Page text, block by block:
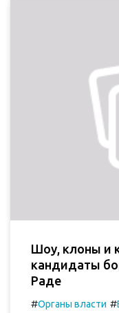
Шоу, клоны и
кандидаты
Раде
#Органы власти #